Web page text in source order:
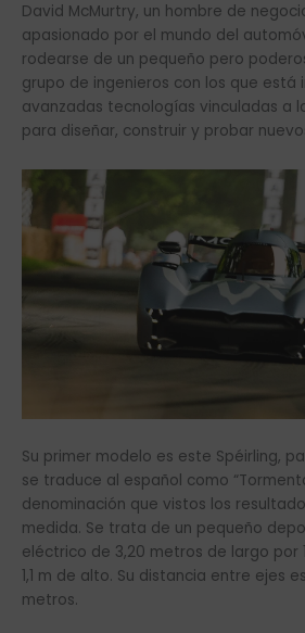
David McMurtry, un hombre de
apasionado por el mundo del
rodearse de un pequeño pero
grupo de ingenieros con los que está
avanzadas tecnologías vinculadas a
para diseñar, construir y probar
Su primer modelo es este Spéirling,
se traduce al español como
denominación que vistos los
medida. Se trata de un pequeño
eléctrico de 3,20 metros de largo por
1,1 m de alto. Su distancia entre ejes
metros.